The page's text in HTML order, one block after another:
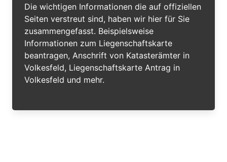
Die wichtigen Informationen die auf offiziellen
Seiten verstreut sind, haben wir hier für Sie
zusammengefasst. Beispielsweise
Informationen zum Liegenschaftskarte
beantragen, Anschrift von Katasterämter in
Volkesfeld, Liegenschaftskarte Antrag in
Volkesfeld und mehr.